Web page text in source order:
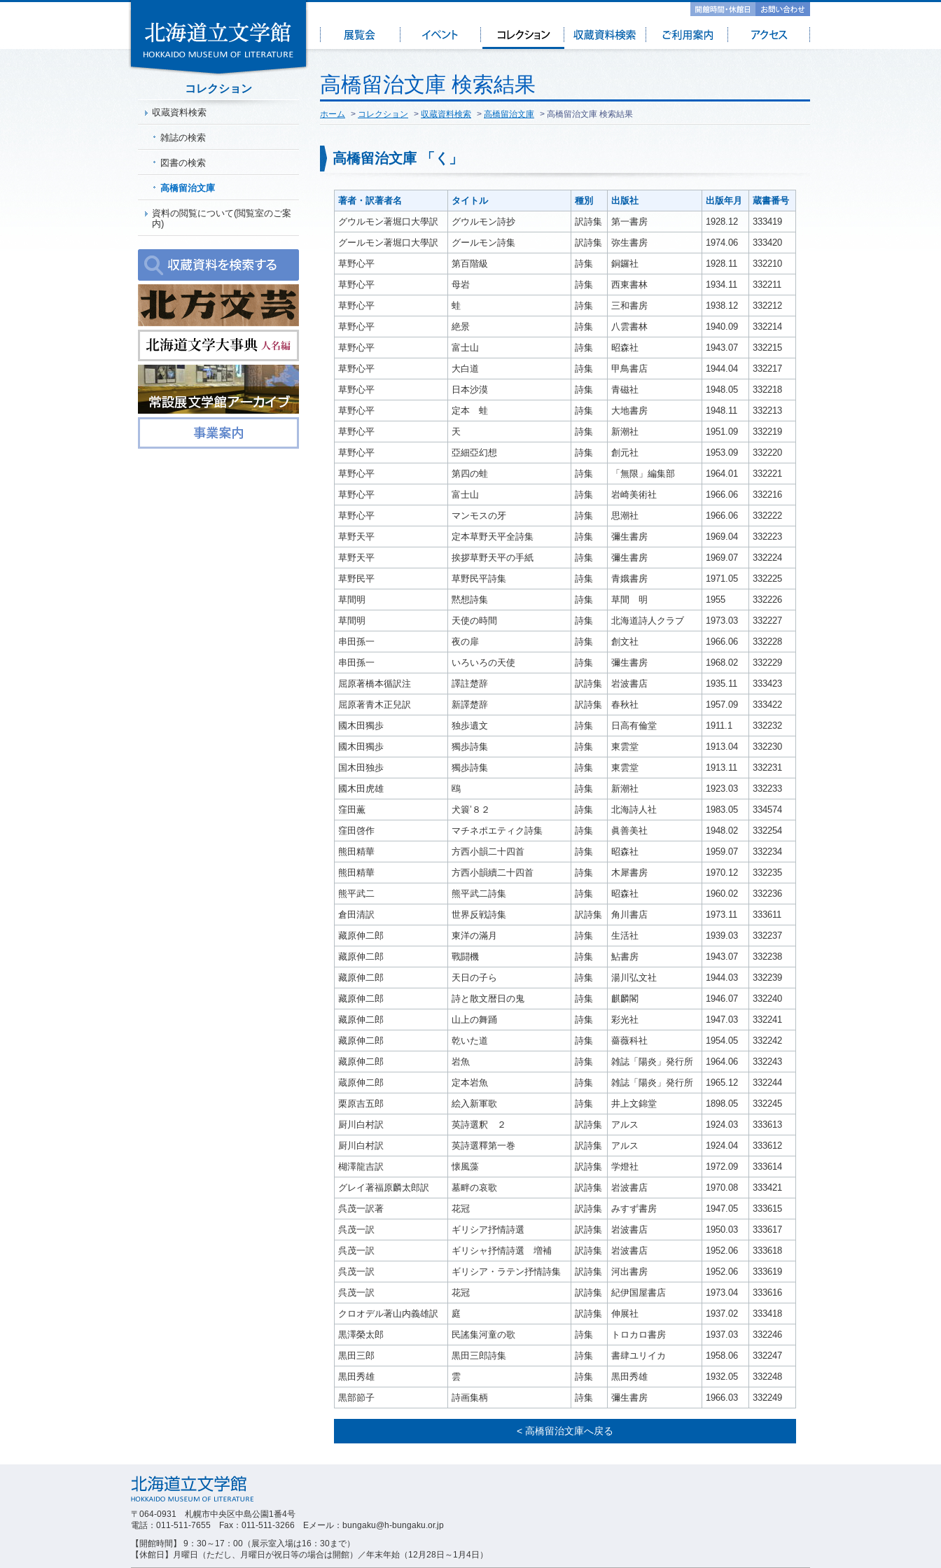
高橋留治文庫 検索結果
ホーム > コレクション > 収蔵資料検索 > 高橋留治文庫 > 高橋留治文庫 検索結果
高橋留治文庫 「く」
著者・訳著者名 タイトル 種別 出版社 出版年月
蔵書番号
グウルモン著堀口大學訳
グウルモン詩抄 訳詩集 第一書房 1928.12
333419
グールモン著堀口大學訳
グールモン詩集 訳詩集 弥生書房 1974.06
333420
草野心平
第百階級 詩集 銅鑼社 1928.11
332210
草野心平
母岩 詩集 西東書林 1934.11
332211
草野心平
蛙 詩集 三和書房 1938.12
332212
草野心平
絶景 詩集 八雲書林 1940.09
332214
草野心平
富士山 詩集 昭森社 1943.07
332215
草野心平
大白道 詩集 甲鳥書店 1944.04
332217
草野心平
日本沙漠 詩集 青磁社 1948.05
332218
草野心平
定本 蛙 詩集 大地書房 1948.11
332213
草野心平
天 詩集 新潮社 1951.09
332219
草野心平
亞細亞幻想 詩集 創元社 1953.09
332220
草野心平
第四の蛙 詩集 「無限」編集部 1964.01
332221
草野心平
富士山 詩集 岩崎美術社 1966.06
332216
草野心平
マンモスの牙 詩集 思潮社 1966.06
332222
草野天平
定本草野天平全詩集 詩集 彌生書房 1969.04
332223
草野天平
挨拶草野天平の手紙 詩集 彌生書房 1969.07
332224
草野民平
草野民平詩集 詩集 青娥書房 1971.05
332225
草間明
黙想詩集 詩集 草間 明 1955
332226
草間明
天使の時間 詩集 北海道詩人クラブ 1973.03
332227
串田孫一
夜の扉 詩集 創文社 1966.06
332228
串田孫一
いろいろの天使 詩集 彌生書房 1968.02
332229
屈原著橋本循訳注
譯註楚辞 訳詩集 岩波書店 1935.11
333423
屈原著青木正兒訳
新譯楚辞 訳詩集 春秋社 1957.09
333422
國木田獨歩
独歩遺文 詩集 日高有倫堂 1911.1
332232
國木田獨歩
獨歩詩集 詩集 東雲堂 1913.04
332230
国木田独歩
獨歩詩集 詩集 東雲堂 1913.11
332231
國木田虎雄
鴎 詩集 新潮社 1923.03
332233
窪田薫
犬簑’８２ 詩集 北海詩人社 1983.05
334574
窪田啓作
マチネポエティク詩集 詩集 眞善美社 1948.02
332254
熊田精華
方西小韻二十四首 詩集 昭森社 1959.07
332234
熊田精華
方西小韻續二十四首 詩集 木犀書房 1970.12
332235
熊平武二
熊平武二詩集 詩集 昭森社 1960.02
332236
倉田清訳
世界反戦詩集 訳詩集 角川書店 1973.11
333611
藏原伸二郎
東洋の滿月 詩集 生活社 1939.03
332237
藏原伸二郎
戰闘機 詩集 鮎書房 1943.07
332238
藏原伸二郎
天日の子ら 詩集 湯川弘文社 1944.03
332239
藏原伸二郎
詩と散文暦日の鬼 詩集 麒麟閣 1946.07
332240
藏原伸二郎
山上の舞踊 詩集 彩光社 1947.03
332241
藏原伸二郎
乾いた道 詩集 薔薇科社 1954.05
332242
藏原伸二郎
岩魚 詩集 雑誌「陽炎」発行所 1964.06
332243
蔵原伸二郎
定本岩魚 詩集 雑誌「陽炎」発行所 1965.12
332244
栗原吉五郎
絵入新軍歌 詩集 井上文錦堂 1898.05
332245
厨川白村訳
英詩選釈 ２ 訳詩集 アルス 1924.03
333613
厨川白村訳
英詩選釋第一巻 訳詩集 アルス 1924.04
333612
楜澤龍吉訳
懐風藻 訳詩集 学燈社 1972.09
333614
グレイ著福原麟太郎訳
墓畔の哀歌 訳詩集 岩波書店 1970.08
333421
呉茂一訳著
花冠 訳詩集 みすず書房 1947.05
333615
呉茂一訳
ギリシア抒情詩選 訳詩集 岩波書店 1950.03
333617
呉茂一訳
ギリシャ抒情詩選 増補 訳詩集 岩波書店 1952.06
333618
呉茂一訳
ギリシア・ラテン抒情詩集 訳詩集 河出書房 1952.06
333619
呉茂一訳
花冠 訳詩集 紀伊国屋書店 1973.04
333616
クロオデル著山内義雄訳
庭 訳詩集 伸展社 1937.02
333418
黒澤榮太郎
民謠集河童の歌 詩集 トロカロ書房 1937.03
332246
黒田三郎
黒田三郎詩集 詩集 書肆ユリイカ 1958.06
332247
黒田秀雄
雲 詩集 黒田秀雄 1932.05
332248
黒部節子
詩画集柄 詩集 彌生書房 1966.03 332249
< 高橋留治文庫へ戻る
コレクション
収蔵資料検索
雑誌の検索
図書の検索
高橋留治文庫
資料の閲覧について(閲覧室のご案
内)
〒064-0931 札幌市中央区中島公園1番4号
電話：011-511-7655 Fax：011-511-3266 Eメール：bungaku@h-bungaku.or.jp
【開館時間】 9：30～17：00（展示室入場は16：30まで）
【休館日】月曜日（ただし、月曜日が祝日等の場合は開館）／年末年始（12月28日～1月4日）